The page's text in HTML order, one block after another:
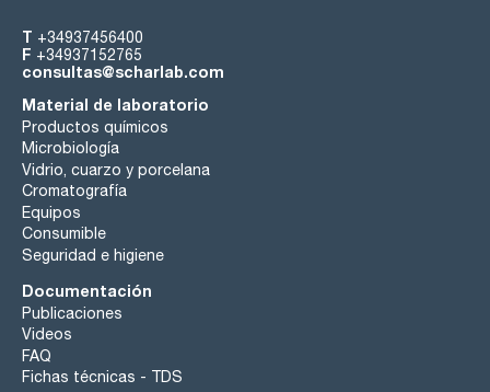
T +34937456400
F +34937152765
consultas@scharlab.com
Material de laboratorio
Productos químicos
Microbiología
Vidrio, cuarzo y porcelana
Cromatografía
Equipos
Consumible
Seguridad e higiene
Documentación
Publicaciones
Videos
FAQ
Fichas técnicas - TDS